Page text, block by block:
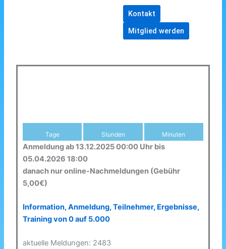
Kontakt
Mitglied werden
Tage Stunden Minuten
Anmeldung ab 13.12.2025 00:00 Uhr bis
05.04.2026 18:00
danach nur online-Nachmeldungen (Gebühr
5,00€)
Information, Anmeldung, Teilnehmer, Ergebnisse,
Training von 0 auf 5.000
aktuelle Meldungen: 2483